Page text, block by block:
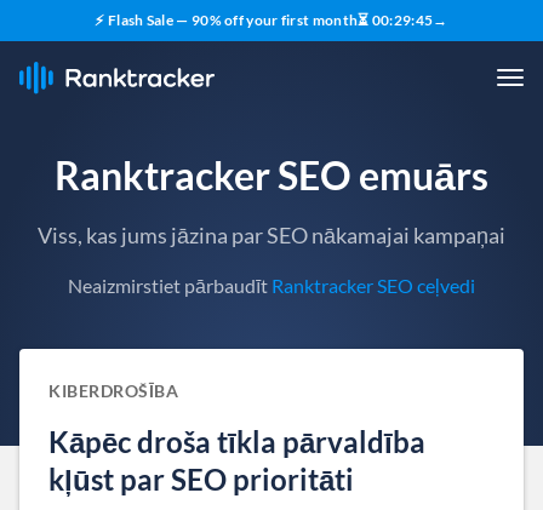
⚡ Flash Sale — 90% off your first month⏳ 00:29:44→
Ranktracker SEO emuārs
Viss, kas jums jāzina par SEO nākamajai kampaņai
Neaizmirstiet pārbaudīt Ranktracker SEO ceļvedi
KIBERDROŠĪBA
Kāpēc droša tīkla pārvaldība
kļūst par SEO prioritāti